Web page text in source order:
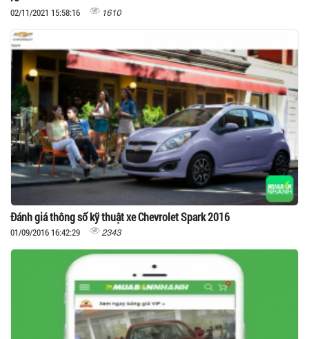
02/11/2021 15:58:16 1610
Đánh giá thông số kỹ thuật xe Chevrolet Spark 2016
01/09/2016 16:42:29 2343